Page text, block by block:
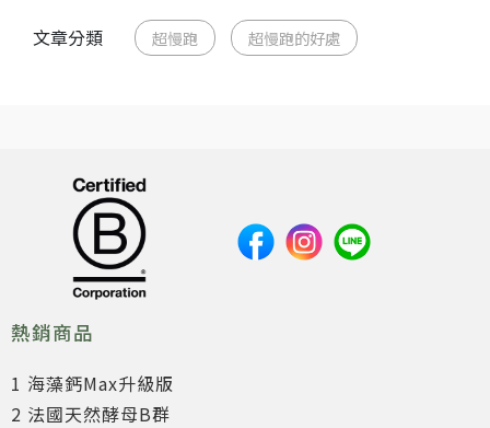
文章分類 超慢跑 超慢跑的好處
熱銷商品
1 海藻鈣Max升級版
2 法國天然酵母B群